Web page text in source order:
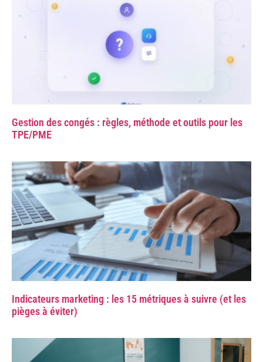
Gestion des congés : règles, méthode et outils pour les
TPE/PME
Indicateurs marketing : les 15 métriques à suivre (et les
pièges à éviter)